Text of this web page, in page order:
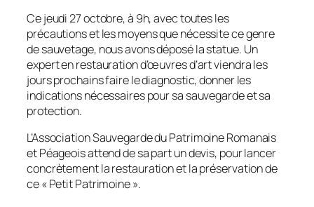
Ce jeudi 27 octobre, à 9h, avec toutes les
précautions et les moyens que nécessite ce genre
de sauvetage, nous avons déposé la statue. Un
expert en restauration d’œuvres d’art viendra les
jours prochains faire le diagnostic, donner les
indications nécessaires pour sa sauvegarde et sa
protection.
L’Association Sauvegarde du Patrimoine Romanais
et Péageois attend de sa part un devis, pour lancer
concrètement la restauration et la préservation de
ce « Petit Patrimoine ».